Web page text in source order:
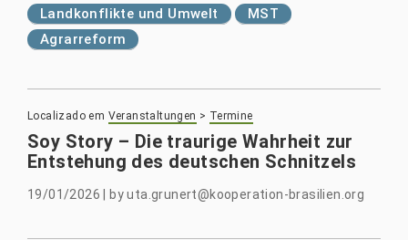
Landkonflikte und Umwelt
MST
Agrarreform
Localizado em Veranstaltungen > Termine
Soy Story – Die traurige Wahrheit zur
Entstehung des deutschen Schnitzels
19/01/2026 byuta.grunert@kooperation-brasilien.org